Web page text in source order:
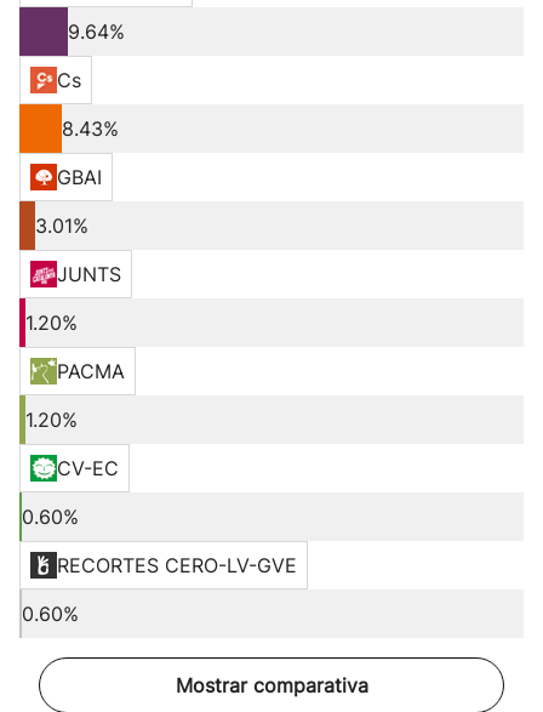
9.64%
Cs
8.43%
GBAI
3.01%
JUNTS
1.20%
PACMA
1.20%
CV-EC
0.60%
RECORTES CERO-LV-GVE
0.60%
Mostrar comparativa